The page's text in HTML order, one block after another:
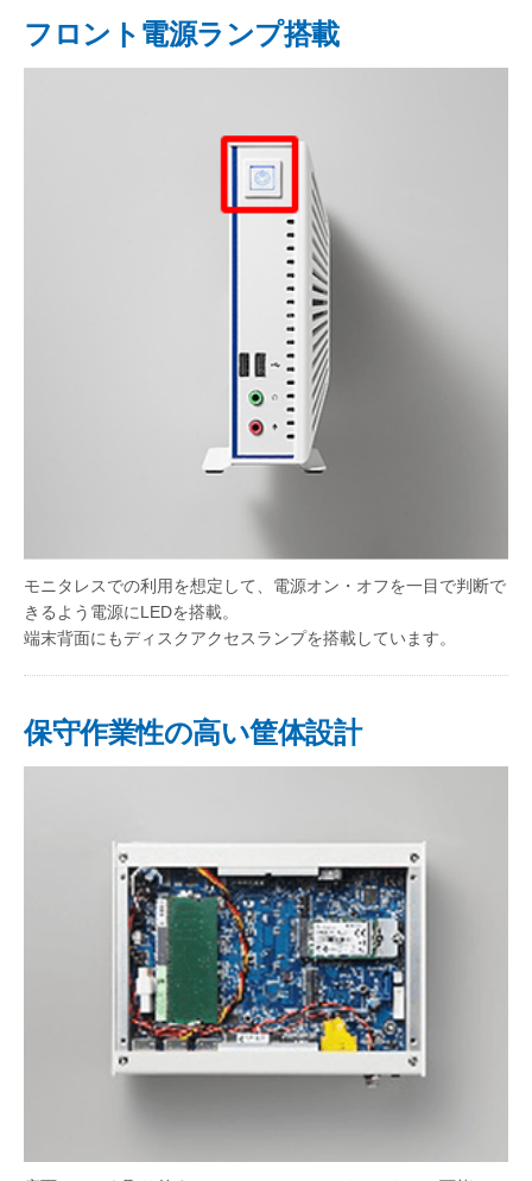
フロント電源ランプ搭載
モニタレスでの利用を想定して、電源オン・オフを一目で判断で
きるよう電源にLEDを搭載。
端末背面にもディスクアクセスランプを搭載しています。
保守作業性の高い筐体設計